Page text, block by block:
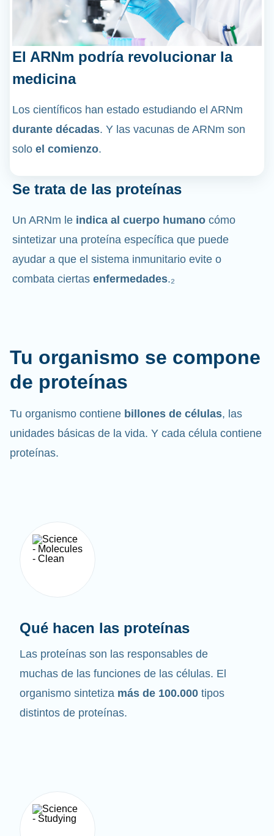
El ARNm podría revolucionar la
medicina
Los científicos han estado estudiando el ARNm
durante décadas. Y las vacunas de ARNm son
solo el comienzo.
Se trata de las proteínas
Un ARNm le indica al cuerpo humano cómo
sintetizar una proteína específica que puede
ayudar a que el sistema inmunitario evite o
combata ciertas enfermedades.₂
Tu organismo se compone
de proteínas
Tu organismo contiene billones de células, las
unidades básicas de la vida. Y cada célula contiene
proteínas.
Qué hacen las proteínas
Las proteínas son las responsables de
muchas de las funciones de las células. El
organismo sintetiza más de 100.000 tipos
distintos de proteínas.